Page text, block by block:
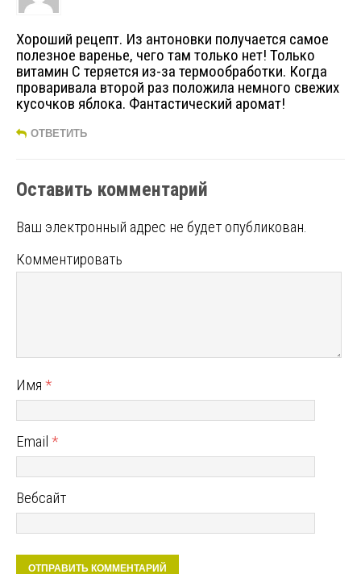
Хороший рецепт. Из антоновки получается самое
полезное варенье, чего там только нет! Только
витамин С теряется из-за термообработки. Когда
проваривала второй раз положила немного свежих
кусочков яблока. Фантастический аромат!
ОТВЕТИТЬ
Оставить комментарий
Ваш электронный адрес не будет опубликован.
Комментировать
Имя *
Email *
Вебсайт